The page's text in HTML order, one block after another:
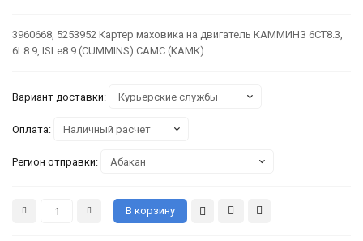
3960668, 5253952 Картер маховика на двигатель КАММИНЗ 6CT8.3,
6L8.9, ISLe8.9 (CUMMINS) CAMC (КАМК)
Вариант доставки:
Оплата:
Регион отправки: